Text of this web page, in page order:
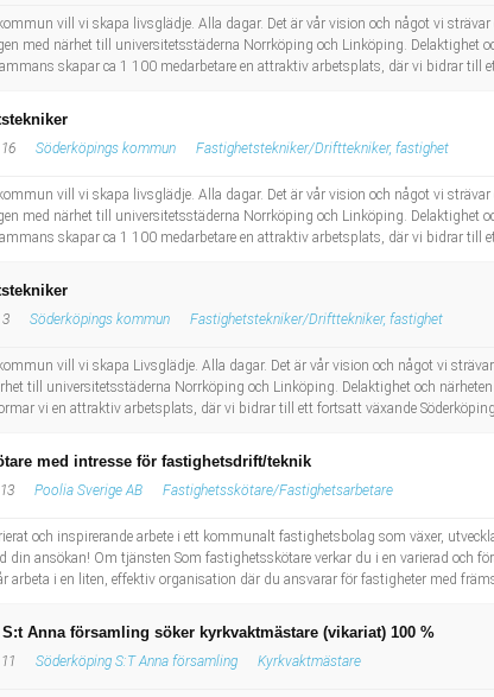
sekreterare
kommun vill vi skapa livsglädje. Alla dagar. Det är vår vision och något vi
med närhet till universitetsstäderna Norrköping och Linköping. Delaktighet
skapar ca 1 100 medarbetare en attraktiv arbetsplats, där vi bidrar till
Söderköpings kommun Fastighetstekniker/Drifttekniker, fastighet
kommun vill vi skapa livsglädje. Alla dagar. Det är vår vision och något vi
med närhet till universitetsstäderna Norrköping och Linköping. Delaktighet
skapar ca 1 100 medarbetare en attraktiv arbetsplats, där vi bidrar till
3 Söderköpings kommun Fastighetstekniker/Drifttekniker, fastighet
kommun vill vi skapa Livsglädje. Alla dagar. Det är vår vision och något vi
till universitetsstäderna Norrköping och Linköping. Delaktighet och
vi en attraktiv arbetsplats, där vi bidrar till ett fortsatt växande
med intresse för fastighetsdrift/teknik
Poolia Sverige AB Fastighetsskötare/Fastighetsarbetare
och inspirerande arbete i ett kommunalt fastighetsbolag som växer,
din ansökan! Om tjänsten Som fastighetsskötare verkar du i en varierad och
arbeta i en liten, effektiv organisation där du ansvarar för fastigheter med
Anna församling söker kyrkvaktmästare (vikariat) 100 %
Söderköping S:T Anna församling Kyrkvaktmästare